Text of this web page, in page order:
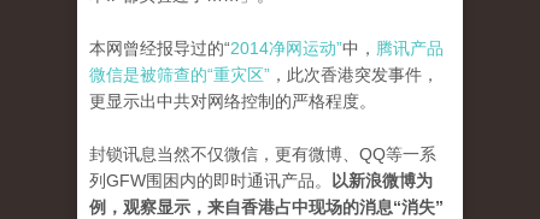
本网曾经报导过的“2014净网运动”中， 腾讯产品
微信是被筛查的“重灾区” ，此次香港突发事件，
更显示出中共对网络控制的严格程度。
封锁讯息当然不仅微信，更有微博、QQ等一系
列GFW围困内的即时通讯产品。
以新浪微博为
例，观察显示，来自香港占中现场的消息“消失”